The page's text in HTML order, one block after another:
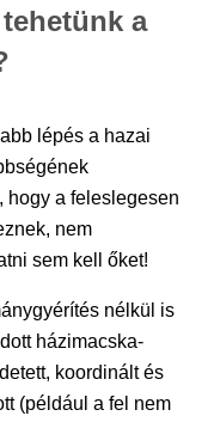
a
lépés a hazai
hogy a feleslegesen
nem
sem kell őket!
nélkül is
házimacska-
koordinált és
(például a fel nem